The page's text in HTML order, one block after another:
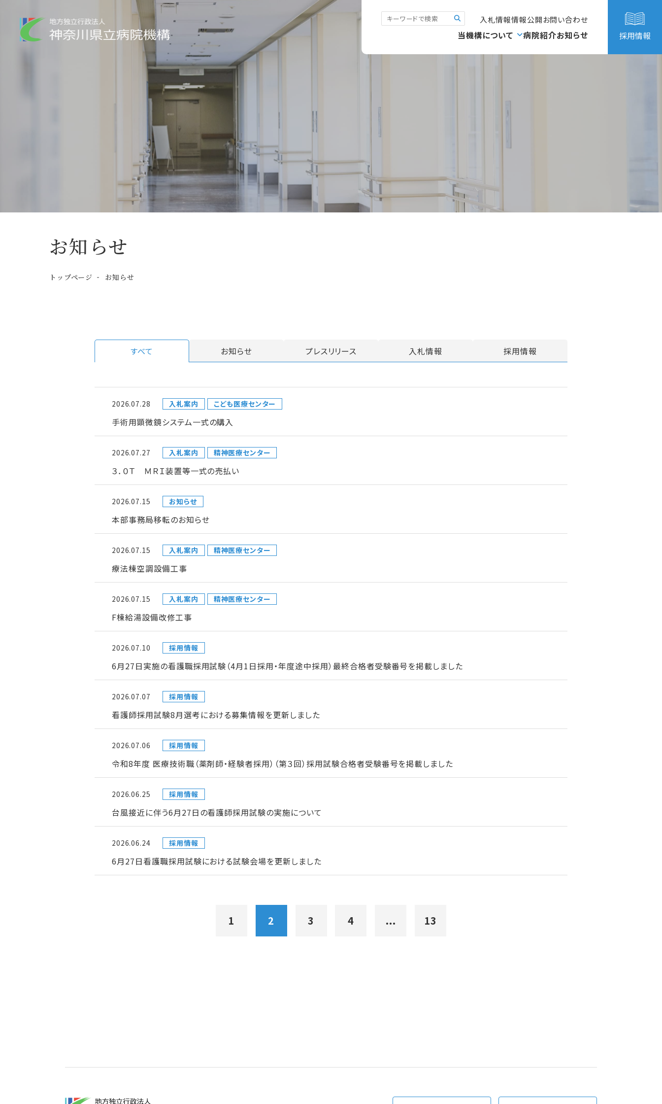
入札情報情報公開お問い合わせ
当機構について 病院紹介お知らせ 採用情報
お知らせ
トップページ お知らせ
すべて お知らせ プレスリリース 入札情報 採用情報
2026.07.28 入札案内 こども医療センター
手術用顕微鏡システム一式の購入
2026.07.27 入札案内 精神医療センター
３．０Ｔ ＭＲＩ装置等一式の売払い
2026.07.15 お知らせ
本部事務局移転のお知らせ
2026.07.15 入札案内 精神医療センター
療法棟空調設備工事
2026.07.15 入札案内 精神医療センター
F棟給湯設備改修工事
2026.07.10 採用情報
6月27日実施の看護職採用試験（4月1日採用・年度途中採用）最終合格者受験番号を掲載しました
2026.07.07 採用情報
看護師採用試験8月選考における募集情報を更新しました
2026.07.06 採用情報
令和8年度 医療技術職（薬剤師・経験者採用）（第３回）採用試験合格者受験番号を掲載しました
2026.06.25 採用情報
台風接近に伴う6月27日の看護師採用試験の実施について
2026.06.24 採用情報
6月27日看護職採用試験における試験会場を更新しました
1 2 3 4 ... 13